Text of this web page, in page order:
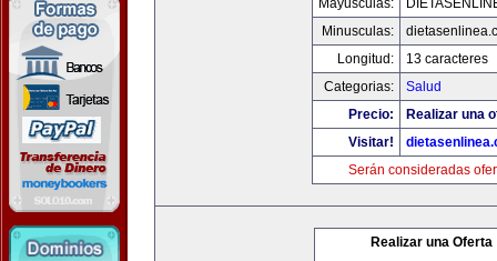
Mayusculas:
Minusculas:
Longitud:
13 caracteres
Categorias:
Salud
Precio:
Realizar una
Visitar!
Serán consideradas
Realizar una Oferta